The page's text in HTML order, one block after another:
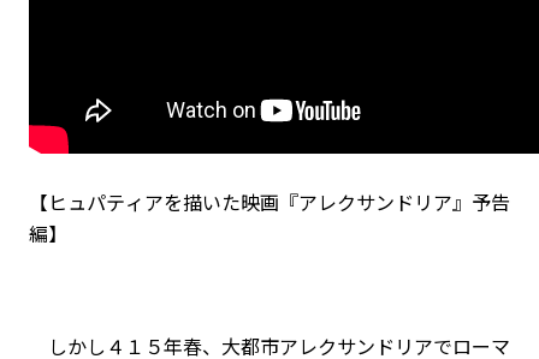
【ヒュパティアを描いた映画『アレクサンドリア』予告
編】
しかし４１５年春、大都市アレクサンドリアでローマ